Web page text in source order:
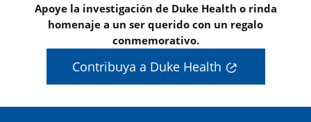
Apoye la investigación de Duke Health o rinda
homenaje a un ser querido con un regalo
conmemorativo.
Contribuya a Duke Health